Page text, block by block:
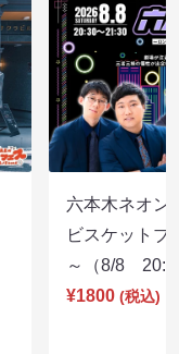
六本木ネオン
ビスケットブ
～（8/8
¥1800 (税込)